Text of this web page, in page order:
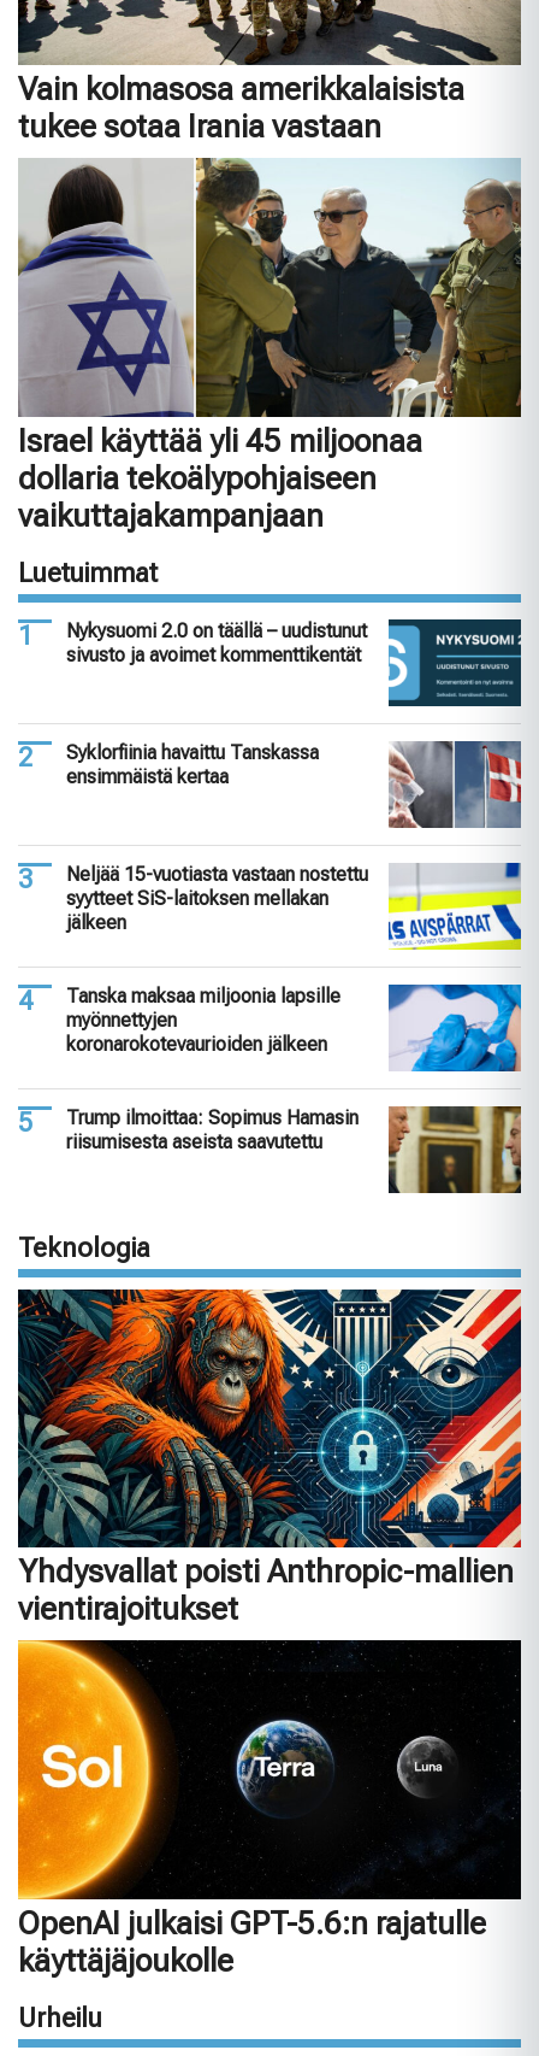
Vain kolmasosa amerikkalaisista
tukee sotaa Irania vastaan
Israel käyttää yli 45 miljoonaa
dollaria tekoälypohjaiseen
vaikuttajakampanjaan
Luetuimmat
Nykysuomi 2.0 on täällä – uudistunut
sivusto ja avoimet kommenttikentät
Syklorfiinia havaittu Tanskassa
ensimmäistä kertaa
Neljää 15-vuotiasta vastaan nostettu
syytteet SiS-laitoksen mellakan
jälkeen
Tanska maksaa miljoonia lapsille
myönnettyjen
koronarokotevaurioiden jälkeen
Trump ilmoittaa: Sopimus Hamasin
riisumisesta aseista saavutettu
Teknologia
Yhdysvallat poisti Anthropic-mallien
vientirajoitukset
OpenAI julkaisi GPT-5.6:n rajatulle
käyttäjäjoukolle
Urheilu